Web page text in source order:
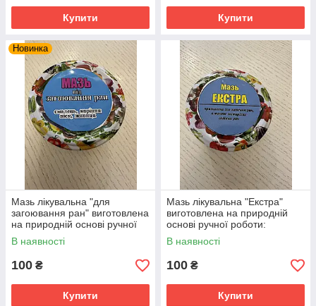
Купити Купити
Новинка
Мазь лікувальна "для
загоювання ран" виготовлена
на природній основі ручної
роботи.
В наявності
100 ₴
Купити
Мазь лікувальна "Екстра"
виготовлена на природній
основі ручної роботи:
ран.застарілих гнійних ран.
В наявності
100 ₴
Купити